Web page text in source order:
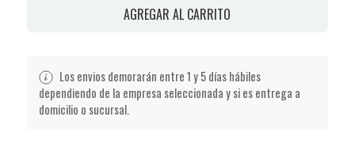
AGREGAR AL CARRITO
Los envios demorarán entre 1 y 5 días hábiles
dependiendo de la empresa seleccionada y si es entrega a
domicilio o sucursal.